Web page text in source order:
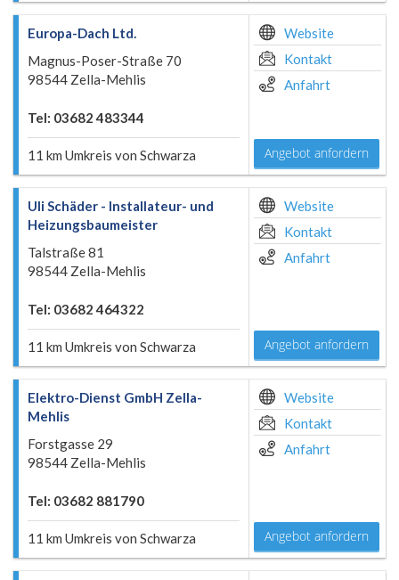
Europa-Dach Ltd.
Magnus-Poser-Straße 70
98544 Zella-Mehlis
Tel: 03682 483344
11 km Umkreis von Schwarza
Website
Kontakt
Anfahrt
Angebot anfordern
Uli Schäder - Installateur- und
Heizungsbaumeister
Talstraße 81
98544 Zella-Mehlis
Tel: 03682 464322
11 km Umkreis von Schwarza
Website
Kontakt
Anfahrt
Angebot anfordern
Elektro-Dienst GmbH Zella-
Mehlis
Forstgasse 29
98544 Zella-Mehlis
Tel: 03682 881790
11 km Umkreis von Schwarza
Website
Kontakt
Anfahrt
Angebot anfordern